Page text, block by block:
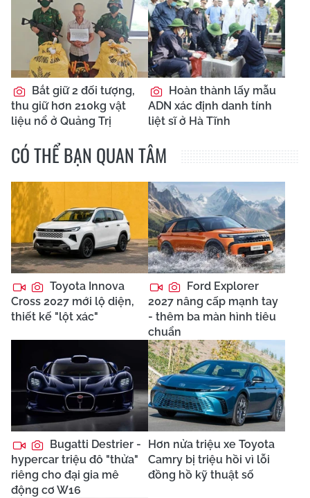
Bắt giữ 2 đối tượng,
thu giữ hơn 210kg vật
liệu nổ ở Quảng Trị
Hoàn thành lấy mẫu
ADN xác định danh tính
liệt sĩ ở Hà Tĩnh
CÓ THỂ BẠN QUAN TÂM
Toyota Innova
Cross 2027 mới lộ diện,
thiết kế "lột xác"
Ford Explorer
2027 nâng cấp mạnh tay
- thêm ba màn hình tiêu
chuẩn
Bugatti Destrier -
hypercar triệu đô "thửa"
riêng cho đại gia mê
động cơ W16
Hơn nửa triệu xe Toyota
Camry bị triệu hồi vì lỗi
đồng hồ kỹ thuật số